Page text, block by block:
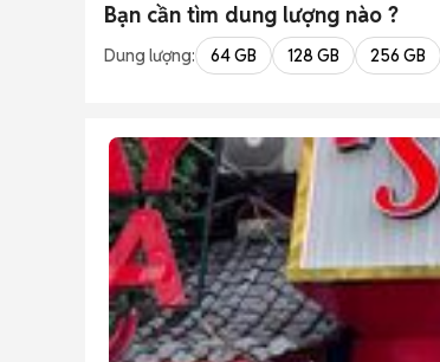
Bạn cần tìm dung lượng nào ?
Dung lượng: 64 GB 128 GB 256 GB